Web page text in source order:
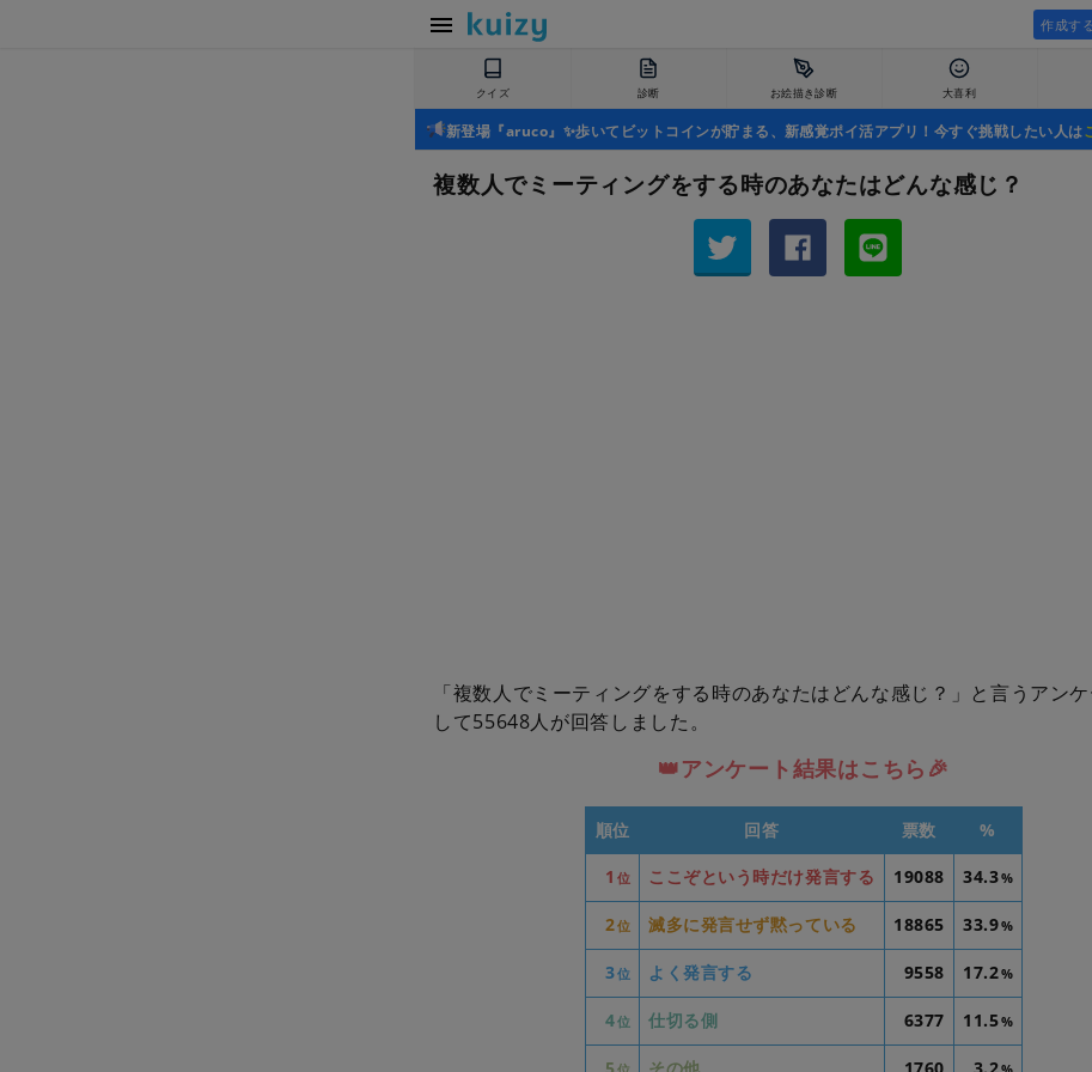
作成す
クイズ 診断 お絵描き診断 大喜利
新登場『aruco』✨歩いてビットコインが貯まる、新感覚ポイ活アプリ！今すぐ挑戦したい人は
複数人でミーティングをする時のあなたはどんな感じ？
「複数人でミーティングをする時のあなたはどんな感じ？」と言うアン
して55648人が回答しました。
👑アンケート結果はこちら🎉
順位 回答 票数 %
1 位 ここぞという時だけ発言する 19088 34.3%
2位 滅多に発言せず黙っている 18865 33.9%
3位 よく発言する 9558 17.2%
4位 仕切る側 6377 11.5%